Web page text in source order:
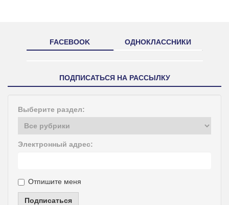
FACEBOOK ОДНОКЛАССНИКИ
ПОДПИСАТЬСЯ НА РАССЫЛКУ
Выберите раздел:
Электронный адрес:
Отпишите меня
Подписаться